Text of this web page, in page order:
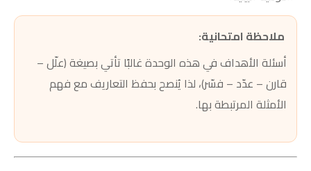
ملاحظة امتحانية:
أسئلة الأهداف في هذه الوحدة غالبًا تأتي بصيغة (علّل –
قارن – عدّد – فسّر)، لذا يُنصح بحفظ التعاريف مع فهم
الأمثلة المرتبطة بها.